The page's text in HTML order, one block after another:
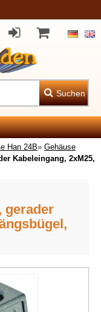
Suchen
Han 24B» Gehäuse
Kabeleingang, 2xM25,
gerader